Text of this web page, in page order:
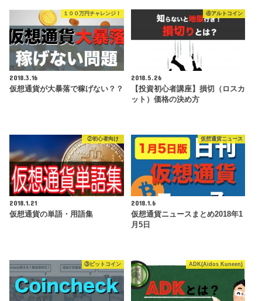
１００万円チャレンジ！
2018.3.16
仮想通貨が大暴落で稼げない？？
④アルトコイン
2018.5.26
【投資初心者講座】損切（ロスカ
ット）価格の決め方
②初心者向け
2018.1.21
仮想通貨の単語・用語集
仮想通貨ニュース
2018.1.6
仮想通貨ニュースまとめ2018年1
月5日
③ビットコイン ADK(Aidos Kuneen)